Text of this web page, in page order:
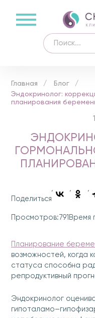
Главная
Блог
Эндокринолог:
планирования
Поделиться
Просмотров: 791 Время
Планирование
возможностей, когда
статуса способна
репродуктивный
Эндокринолог